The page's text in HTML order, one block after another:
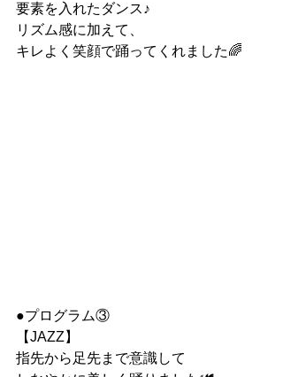
要素を入れたダンス♪
リズム感に加えて、
キレよく笑顔で踊ってくれました🌈
●プログラム③
【JAZZ】
指先から足先まで意識して